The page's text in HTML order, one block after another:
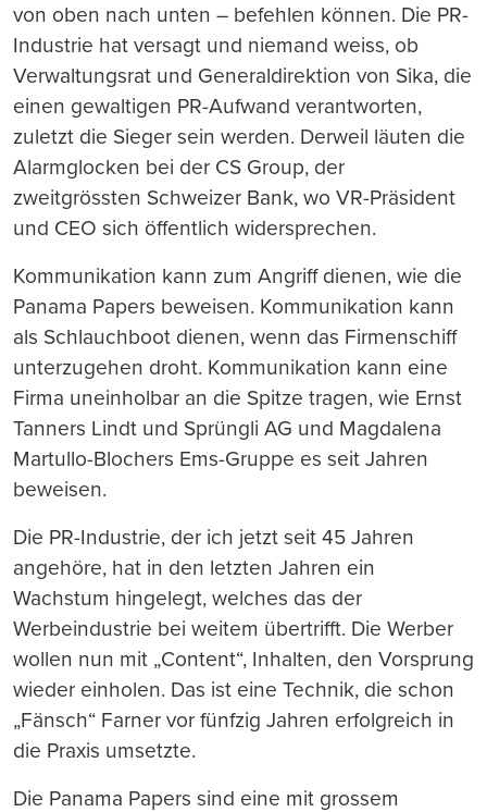
von oben nach unten – befehlen können. Die PR-
Industrie hat versagt und niemand weiss, ob
Verwaltungsrat und Generaldirektion von Sika, die
einen gewaltigen PR-Aufwand verantworten,
zuletzt die Sieger sein werden. Derweil läuten die
Alarmglocken bei der CS Group, der
zweitgrössten Schweizer Bank, wo VR-Präsident
und CEO sich öffentlich widersprechen.
Kommunikation kann zum Angriff dienen, wie die
Panama Papers beweisen. Kommunikation kann
als Schlauchboot dienen, wenn das Firmenschiff
unterzugehen droht. Kommunikation kann eine
Firma uneinholbar an die Spitze tragen, wie Ernst
Tanners Lindt und Sprüngli AG und Magdalena
Martullo-Blochers Ems-Gruppe es seit Jahren
beweisen.
Die PR-Industrie, der ich jetzt seit 45 Jahren
angehöre, hat in den letzten Jahren ein
Wachstum hingelegt, welches das der
Werbeindustrie bei weitem übertrifft. Die Werber
wollen nun mit „Content“, Inhalten, den Vorsprung
wieder einholen. Das ist eine Technik, die schon
„Fänsch“ Farner vor fünfzig Jahren erfolgreich in
die Praxis umsetzte.
Die Panama Papers sind eine mit grossem